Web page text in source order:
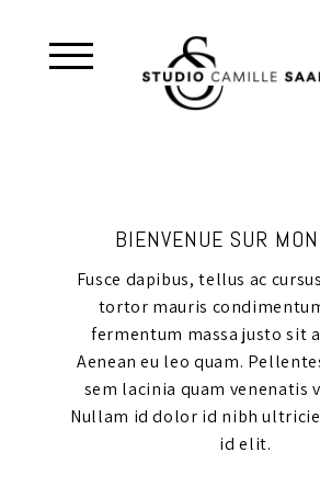
BIENVENUE SUR
Fusce dapibus, tellus ac
tortor mauris
fermentum massa justo sit
Aenean eu leo quam.
sem lacinia quam venenatis
Nullam id dolor id nibh
id elit.